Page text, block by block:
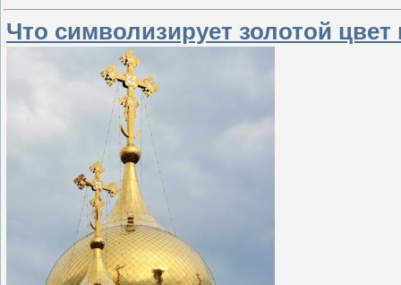
Что символизирует золотой цвет